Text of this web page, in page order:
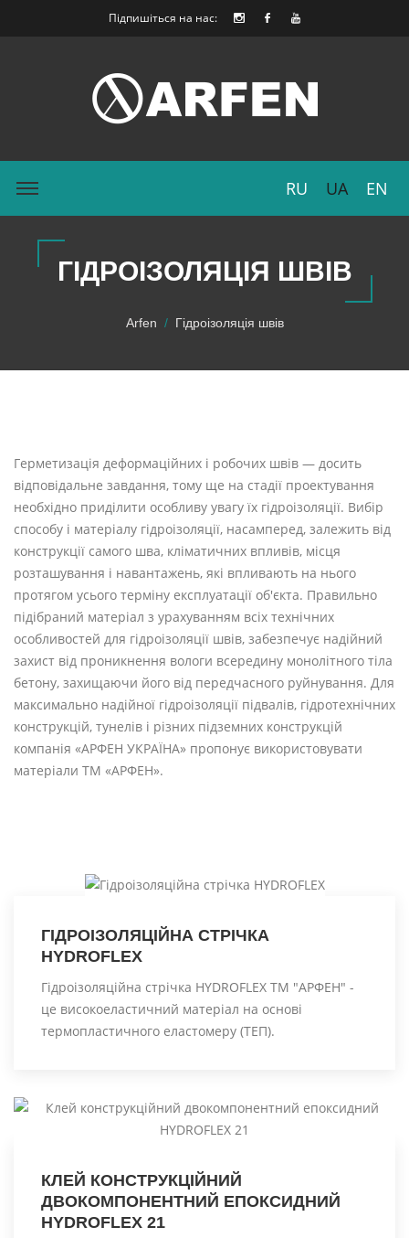
Підпишіться на нас:
RU UA EN
ГІДРОІЗОЛЯЦІЯ ШВІВ
Arfen Гідроізоляція швів
Герметизація деформаційних і робочих швів — досить
відповідальне завдання, тому ще на стадії проектування
необхідно приділити особливу увагу їх гідроізоляції. Вибір
способу і матеріалу гідроізоляції, насамперед, залежить від
конструкції самого шва, кліматичних впливів, місця
розташування і навантажень, які впливають на нього
протягом усього терміну експлуатації об'єкта. Правильно
підібраний матеріал з урахуванням всіх технічних
особливостей для гідроізоляції швів, забезпечує надійний
захист від проникнення вологи всередину монолітного тіла
бетону, захищаючи його від передчасного руйнування. Для
максимально надійної гідроізоляції підвалів, гідротехнічних
конструкцій, тунелів і різних підземних конструкцій
компанія «АРФЕН УКРАЇНА» пропонує використовувати
матеріали ТМ «АРФЕН».
ГІДРОІЗОЛЯЦІЙНА СТРІЧКА
HYDROFLEX
Гідроізоляційна стрічка HYDROFLEX ТМ "АРФЕН" -
це високоеластичний матеріал на основі
термопластичного еластомеру (ТЕП).
КЛЕЙ КОНСТРУКЦІЙНИЙ
ДВОКОМПОНЕНТНИЙ ЕПОКСИДНИЙ
HYDROFLEX 21